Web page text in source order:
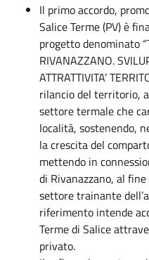
Il primo accordo,
Salice Terme (PV) è
progetto denominato
RIVANAZZANO.
ATTRATTIVITA’
rilancio del territorio,
settore termale che
località, sostenendo,
la crescita del
mettendo in
di Rivanazzano, al
settore trainante
riferimento intende
Terme di Salice
privato.